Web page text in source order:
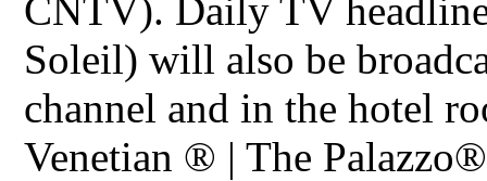
CNTV). Daily TV
Soleil) will also be
channel and in the hotel
Venetian ® | The